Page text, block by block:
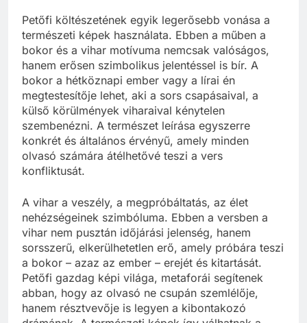
Petőfi költészetének egyik legerősebb vonása a
természeti képek használata. Ebben a műben a
bokor és a vihar motívuma nemcsak valóságos,
hanem erősen szimbolikus jelentéssel is bír. A
bokor a hétköznapi ember vagy a lírai én
megtestesítője lehet, aki a sors csapásaival, a
külső körülmények viharaival kénytelen
szembenézni. A természet leírása egyszerre
konkrét és általános érvényű, amely minden
olvasó számára átélhetővé teszi a vers
konfliktusát.
A vihar a veszély, a megpróbáltatás, az élet
nehézségeinek szimbóluma. Ebben a versben a
vihar nem pusztán időjárási jelenség, hanem
sorsszerű, elkerülhetetlen erő, amely próbára teszi
a bokor – azaz az ember – erejét és kitartását.
Petőfi gazdag képi világa, metaforái segítenek
abban, hogy az olvasó ne csupán szemlélője,
hanem résztvevője is legyen a kibontakozó